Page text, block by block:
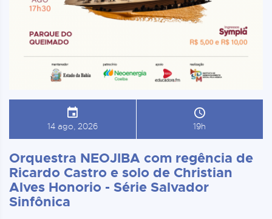
14 ago, 2026 19h
Orquestra NEOJIBA com regência de
Ricardo Castro e solo de Christian
Alves Honorio - Série Salvador
Sinfônica